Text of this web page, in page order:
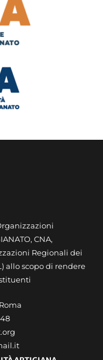
CNA,
Regionali dei
allo scopo di rendere